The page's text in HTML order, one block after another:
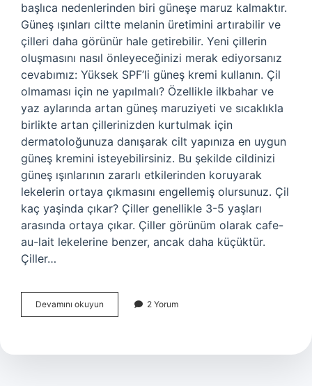
başlıca nedenlerinden biri güneşe maruz kalmaktır.
Güneş ışınları ciltte melanin üretimini artırabilir ve
çilleri daha görünür hale getirebilir. Yeni çillerin
oluşmasını nasıl önleyeceğinizi merak ediyorsanız
cevabımız: Yüksek SPF’li güneş kremi kullanın. Çil
olmaması için ne yapılmalı? Özellikle ilkbahar ve
yaz aylarında artan güneş maruziyeti ve sıcaklıkla
birlikte artan çillerinizden kurtulmak için
dermatoloğunuza danışarak cilt yapınıza en uygun
güneş kremini isteyebilirsiniz. Bu şekilde cildinizi
güneş ışınlarının zararlı etkilerinden koruyarak
lekelerin ortaya çıkmasını engellemiş olursunuz. Çil
kaç yaşinda çıkar? Çiller genellikle 3-5 yaşları
arasında ortaya çıkar. Çiller görünüm olarak cafe-
au-lait lekelerine benzer, ancak daha küçüktür.
Çiller…
Devamını okuyun Çocuklarda
Çil
2 Yorum